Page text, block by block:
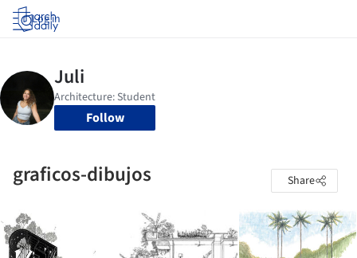
Log in
Follow
graficos-dibujos Share